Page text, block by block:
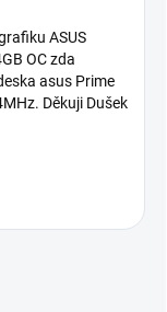
ASUS
OC zda
asus Prime
Děkuji Dušek